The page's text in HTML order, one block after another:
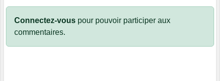
Connectez-vous pour pouvoir participer aux
commentaires.